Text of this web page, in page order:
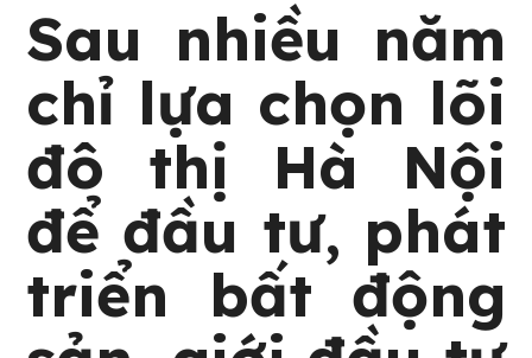
Sau nhiều năm
chỉ lựa chọn lõi
đô thị Hà Nội
để đầu tư, phát
triển bất động